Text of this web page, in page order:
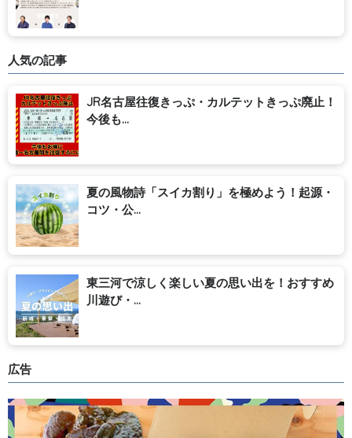
人気の記事
JR名古屋往復きっぷ・カルテットきっぷ廃止！
今後も...
夏の風物詩「スイカ割り」を極めよう！起源・
コツ・公...
東三河で涼しく楽しい夏の思い出を！おすすめ
川遊び・...
広告